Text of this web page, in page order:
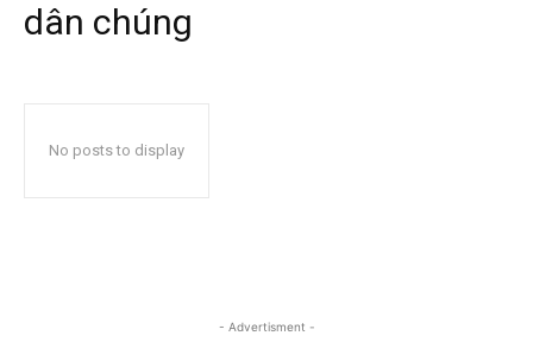
dân chúng
No posts to display
- Advertisment -